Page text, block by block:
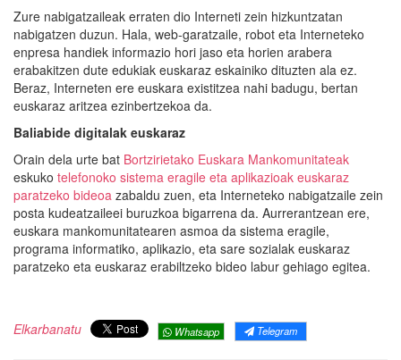
Zure nabigatzaileak erraten dio Interneti zein hizkuntzatan
nabigatzen duzun. Hala, web-garatzaile, robot eta Interneteko
enpresa handiek informazio hori jaso eta horien arabera
erabakitzen dute edukiak euskaraz eskainiko dituzten ala ez.
Beraz, Interneten ere euskara existitzea nahi badugu, bertan
euskaraz aritzea ezinbertzekoa da.
Baliabide digitalak euskaraz
Orain dela urte bat Bortzirietako Euskara Mankomunitateak
eskuko telefonoko sistema eragile eta aplikazioak euskaraz
paratzeko bideoa zabaldu zuen, eta Interneteko nabigatzaile zein
posta kudeatzaileei buruzkoa bigarrena da. Aurrerantzean ere,
euskara mankomunitatearen asmoa da sistema eragile,
programa informatiko, aplikazio, eta sare sozialak euskaraz
paratzeko eta euskaraz erabiltzeko bideo labur gehiago egitea.
Elkarbanatu Whatsapp Telegram